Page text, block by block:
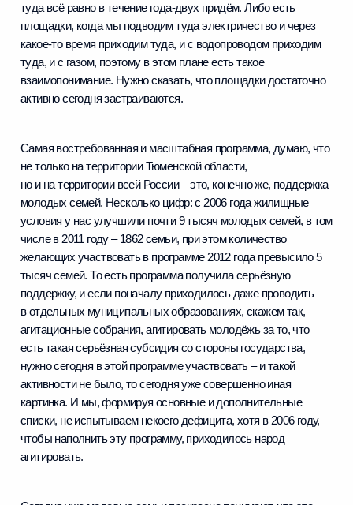
туда всё равно в течение года-двух придём. Либо есть
площадки, когда мы подводим туда электричество и через
какое‑то время приходим туда, и с водопроводом приходим
туда, и с газом, поэтому в этом плане есть такое
взаимопонимание. Нужно сказать, что площадки достаточно
активно сегодня застраиваются.
Самая востребованная и масштабная программа, думаю, что
не только на территории Тюменской области,
но и на территории всей России – это, конечно же, поддержка
молодых семей. Несколько цифр: с 2006 года жилищные
условия у нас улучшили почти 9 тысяч молодых семей, в том
числе в 2011 году – 1862 семьи, при этом количество
желающих участвовать в программе 2012 года превысило 5
тысяч семей. То есть программа получила серьёзную
поддержку, и если поначалу приходилось даже проводить
в отдельных муниципальных образованиях, скажем так,
агитационные собрания, агитировать молодёжь за то, что
есть такая серьёзная субсидия со стороны государства,
нужно сегодня в этой программе участвовать – и такой
активности не было, то сегодня уже совершенно иная
картинка. И мы, формируя основные и дополнительные
списки, не испытываем некоего дефицита, хотя в 2006 году,
чтобы наполнить эту программу, приходилось народ
агитировать.